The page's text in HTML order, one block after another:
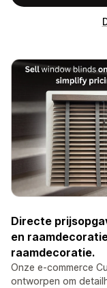
Directe
en
raamdecoratie.
Onze e-commerce
ontworpen om